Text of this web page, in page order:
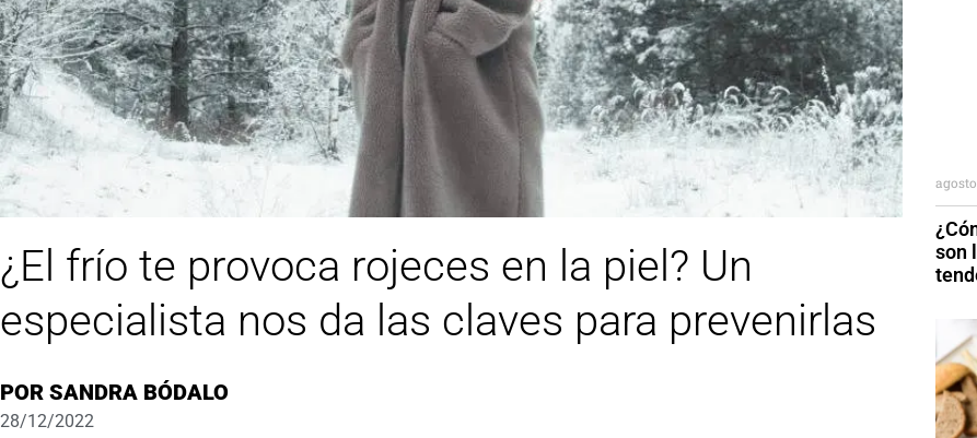
¿El frío te provoca rojeces en la piel? Un
especialista nos da las claves para prevenirlas
POR SANDRA BÓDALO
28/12/2022
son